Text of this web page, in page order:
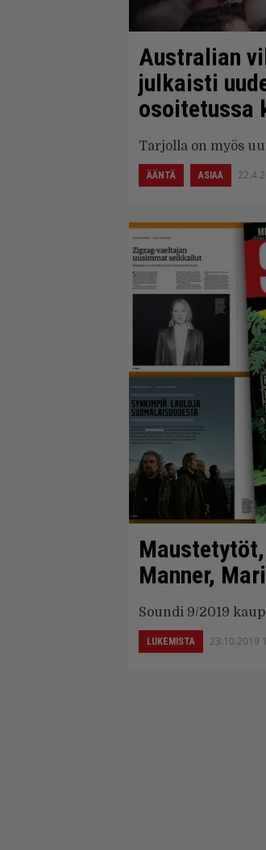
Australian
julkaisti
osoitetussa
Tarjolla on myös
ÄÄNTÄ ASIAA
Manner,
Soundi 9/2019
LUKEMISTA 23.10.2019